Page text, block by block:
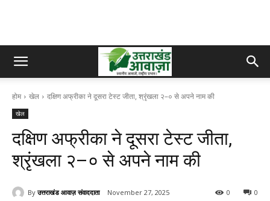
होम खेल दक्षिण अफ्रीका ने दूसरा टेस्ट जीता, श्रृंखला २–० से अपने नाम की
खेल
दक्षिण अफ्रीका ने दूसरा टेस्ट जीता,
श्रृंखला २–० से अपने नाम की
By उत्तराखंड आवाज़ संवाददाता November 27, 2025 0
0